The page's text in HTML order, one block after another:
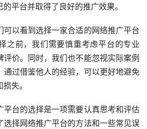
平台并取得了良好的推广效果。
可以看到选择一家合适的网络推广平台
之前，我们需要慎重考虑平台的专业
评价。同时，我们也不能忽视实际案例
通过借鉴他人的经验，可以更好地避免
失。
平台的选择是一项需要认真思考和评估
选择网络推广平台的方法和一些常见误